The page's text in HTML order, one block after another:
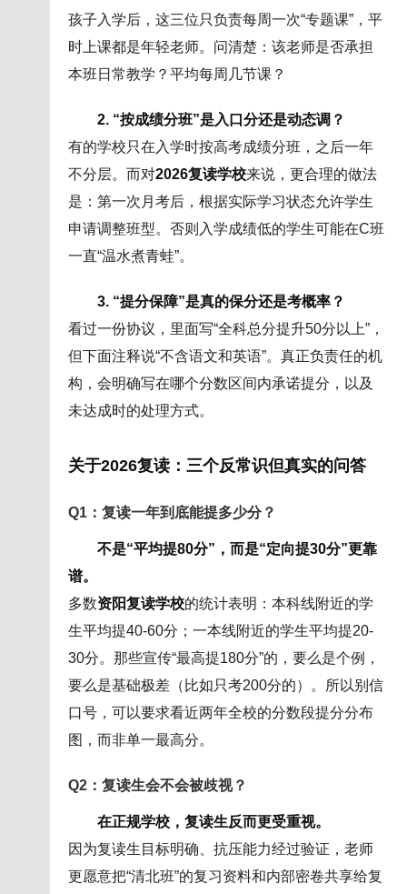
孩子入学后，这三位只负责每周一次“专题课”，平
时上课都是年轻老师。问清楚：该老师是否承担
本班日常教学？平均每周几节课？
2. “按成绩分班”是入口分还是动态调？
有的学校只在入学时按高考成绩分班，之后一年
不分层。而对2026复读学校来说，更合理的做法
是：第一次月考后，根据实际学习状态允许学生
申请调整班型。否则入学成绩低的学生可能在C班
一直“温水煮青蛙”。
3. “提分保障”是真的保分还是考概率？
看过一份协议，里面写“全科总分提升50分以上”，
但下面注释说“不含语文和英语”。真正负责任的机
构，会明确写在哪个分数区间内承诺提分，以及
未达成时的处理方式。
关于2026复读：三个反常识但真实的问答
Q1：复读一年到底能提多少分？
不是“平均提80分”，而是“定向提30分”更靠
谱。
多数资阳复读学校的统计表明：本科线附近的学
生平均提40-60分；一本线附近的学生平均提20-
30分。那些宣传“最高提180分”的，要么是个例，
要么是基础极差（比如只考200分的）。所以别信
口号，可以要求看近两年全校的分数段提分分布
图，而非单一最高分。
Q2：复读生会不会被歧视？
在正规学校，复读生反而更受重视。
因为复读生目标明确、抗压能力经过验证，老师
更愿意把“清北班”的复习资料和内部密卷共享给复